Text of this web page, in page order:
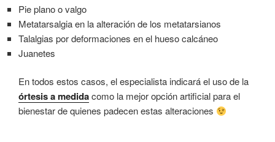
Pie plano o valgo
Metatarsalgia en la alteración de los metatarsianos
Talalgias por deformaciones en el hueso calcáneo
Juanetes
En todos estos casos, el especialista indicará el uso de la
órtesis a medidacomo la mejor opción artificial para el
bienestar de quienes padecen estas alteraciones